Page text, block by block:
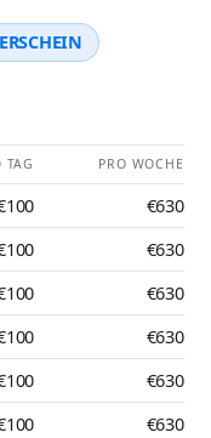
TAG PRO WOCHE
€630
€630
€630
€630
€630
€630